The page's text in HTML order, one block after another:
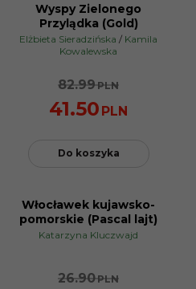
PROMOCJA
Wyspy Zielonego
Przylądka (Gold)
Elżbieta Sieradzińska / Kamila
Kowalewska
82.99PLN
41.50 PLN
Do koszyka
PROMOCJA
Włocławek kujawsko-
pomorskie (Pascal lajt)
Katarzyna Kluczwajd
26.90PLN